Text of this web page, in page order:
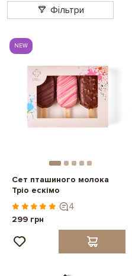
Фільтри
NEW
Сет пташиного молока
Тріо ескімо
4
299 грн